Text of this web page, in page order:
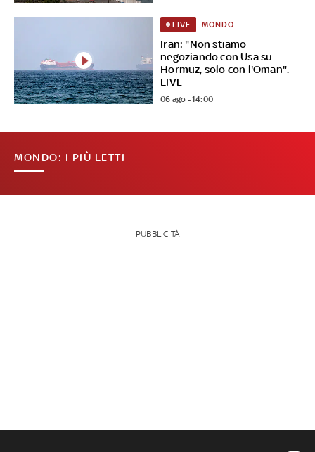
Iran: "Non stiamo
negoziando con Usa su
Hormuz, solo con l'Oman".
LIVE
LIVE MONDO
06 ago - 14:00
MONDO: I PIÙ LETTI
PUBBLICITÀ